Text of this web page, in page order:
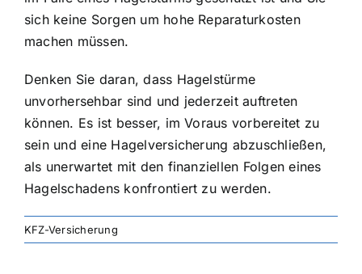
sich keine Sorgen um hohe Reparaturkosten
machen müssen.
Denken Sie daran, dass Hagelstürme
unvorhersehbar sind und jederzeit auftreten
können. Es ist besser, im Voraus vorbereitet zu
sein und eine Hagelversicherung abzuschließen,
als unerwartet mit den finanziellen Folgen eines
Hagelschadens konfrontiert zu werden.
KFZ-Versicherung